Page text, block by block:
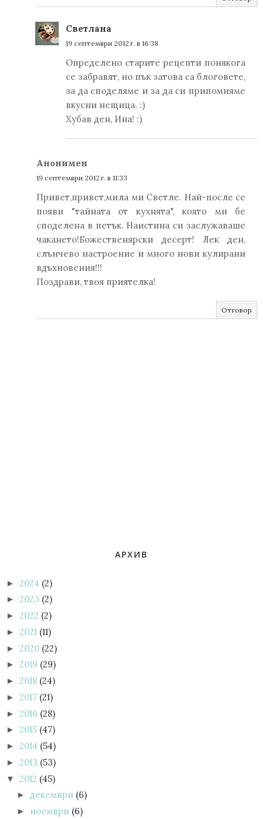
Светлана
19 септември 2012 г. в 16:38
Определено старите рецепти понякога
се забравят, но пък затова са блоговете,
за да споделяме и за да си припомняме
вкусни нещица. :)
Хубав ден, Ина! :)
Анонимен
19 септември 2012 г. в 11:33
Привет,привет,мила ми Светле. Най-после се
появи "тайната от кухнята", която ми бе
споделена в петък. Наистина си заслужаваше
чакането!Божественярски десерт! Лек ден,
слънчево настроение и много нови кулирани
вдъхновения!!!
Поздрави, твоя приятелка!
Отговор
АРХИВ
► 2024 (2)
► 2023 (2)
► 2022 (2)
► 2021 (11)
► 2020 (22)
► 2019 (29)
► 2018 (24)
► 2017 (21)
► 2016 (28)
► 2015 (47)
► 2014 (54)
► 2013 (53)
▼ 2012 (45)
► декември (6)
► ноември (6)